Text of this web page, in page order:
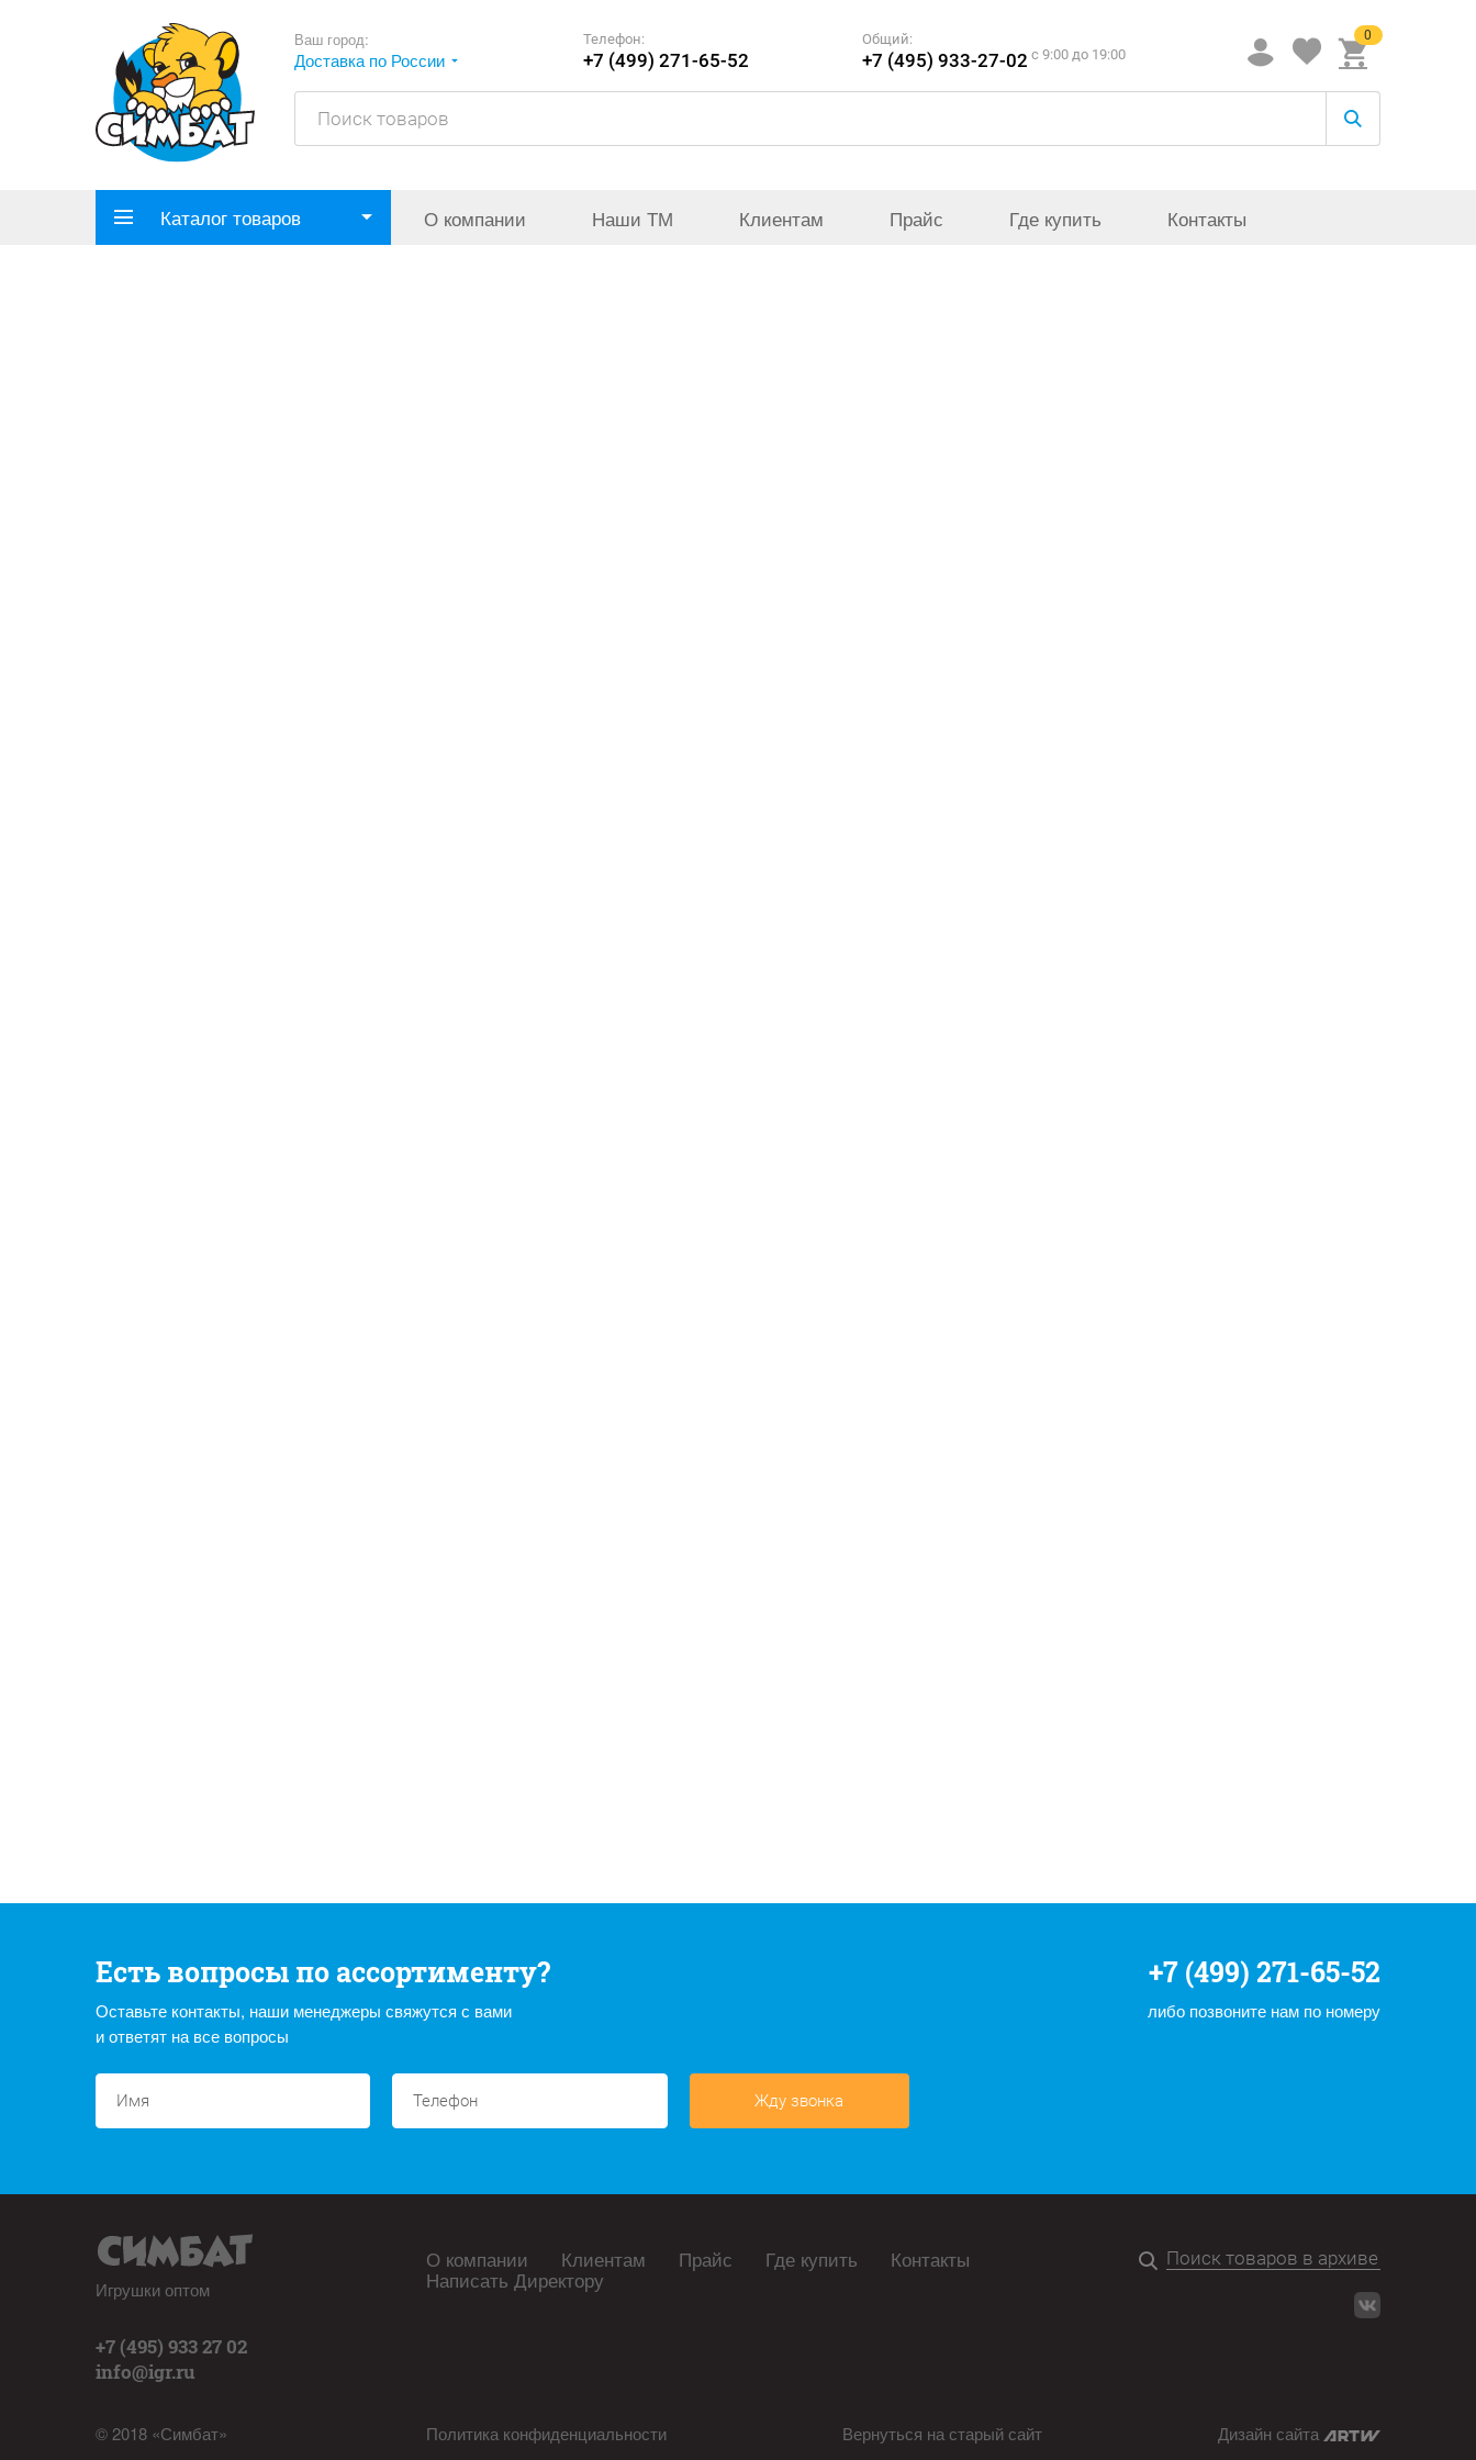
Ваш город:
Доставка по России
Телефон:
+7 (499) 271-65-52
Общий:
+7 (495) 933-27-02 c 9:00 до 19:00
0
Каталог товаров О компании Наши ТМ Клиентам Прайс Где купить Контакты
Есть вопросы по ассортименту?
Оставьте контакты, наши менеджеры свяжутся с вами
и ответят на все вопросы
+7 (499) 271-65-52
либо позвоните нам по номеру
Жду звонка
Игрушки оптом
+7 (495) 933 27 02
info@igr.ru
© 2018 «Симбат»
О компании Клиентам Прайс Где купить Контакты
Написать Директору
Политика конфиденциальности Вернуться на старый сайт Дизайн сайта